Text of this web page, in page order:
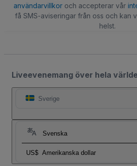
användarvillkoroch accepterar vår
få SMS-aviseringar från oss och kan
helst.
Liveevenemang över hela
Sverige
Svenska
US$ Amerikanska dollar